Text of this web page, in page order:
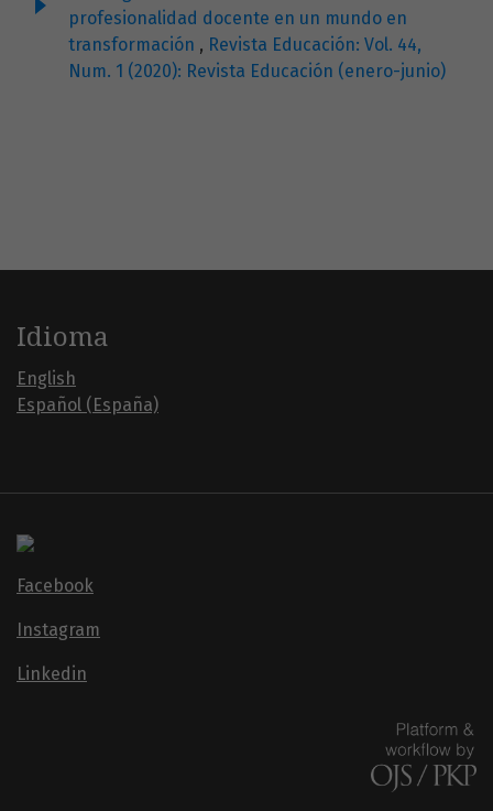
profesionalidad docente en un mundo en
transformación , Revista Educación: Vol. 44,
Num. 1 (2020): Revista Educación (enero-junio)
Idioma
English
Español (España)
Facebook
Instagram
Linkedin